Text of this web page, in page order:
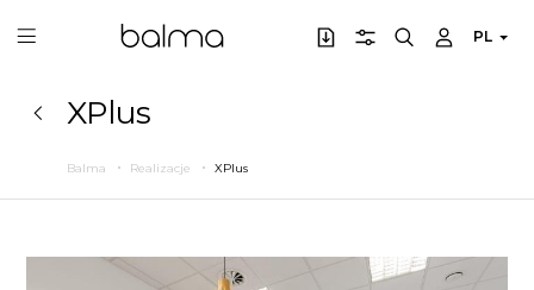
PL
XPlus
Balma Realizacje XPlus